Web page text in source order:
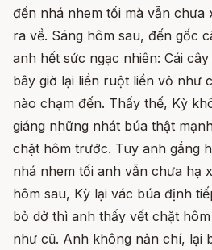
đến nhá nhem tối mà vẫn chưa
ra về. Sáng hôm sau, đến gốc
anh hết sức ngạc nhiên: Cái
bây giờ lại liền ruột liền vỏ như
nào chạm đến. Thấy thế, Kỳ
giáng những nhát búa thật
chặt hôm trước. Tuy anh gắng
nhá nhem tối anh vẫn chưa hạ
hôm sau, Kỳ lại vác búa định
bỏ dở thì anh thấy vết chặt
như cũ. Anh không nản chí, lại